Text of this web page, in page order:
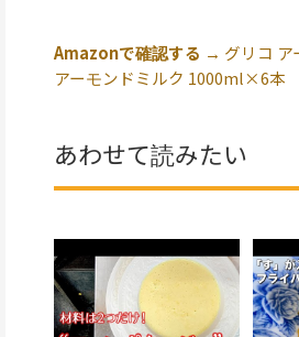
Amazonで確認する → グリコ
アーモンドミルク 1000ml×6本
あわせて読みたい